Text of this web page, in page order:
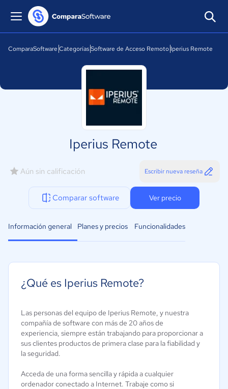
ComparaSoftware CategoríasSoftware de Acceso Remoto Iperius Remote
Iperius Remote
Aún sin calificación Escribir nueva reseña
Comparar software Ver precio
Información general Planes y precios Funcionalidades
¿Qué es Iperius Remote?
Las personas del equipo de Iperius Remote, y nuestra
compañía de software con más de 20 años de
experiencia, siempre están trabajando para proporcionar a
sus clientes productos de primera clase para la fiabilidad y
la seguridad.
Acceda de una forma sencilla y rápida a cualquier
ordenador conectado a Internet. Trabaje como si